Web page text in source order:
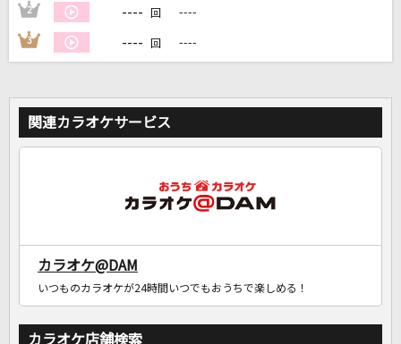
2 ---- 回 ----
3 ---- 回 ----
関連カラオケサービス
カラオケ@DAM
いつものカラオケが24時間いつでもおうちで楽しめる！
カラオケ店舗検索